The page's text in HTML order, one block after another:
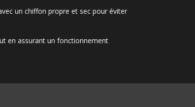
un chiffon propre et sec pour éviter
en assurant un fonctionnement